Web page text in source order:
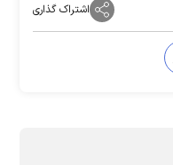
اشتراک گذاری